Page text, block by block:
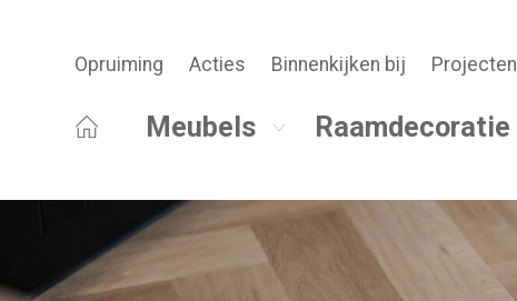
Opruiming Acties Binnenkijken bij Projecten
Meubels Raamdecoratie